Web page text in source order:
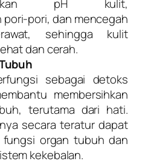
pH kulit,
pori-pori, dan mencegah
sehingga kulit
dan cerah.
sebagai detoks
membersihkan
terutama dari hati.
secara teratur dapat
fungsi organ tubuh dan
kekebalan.